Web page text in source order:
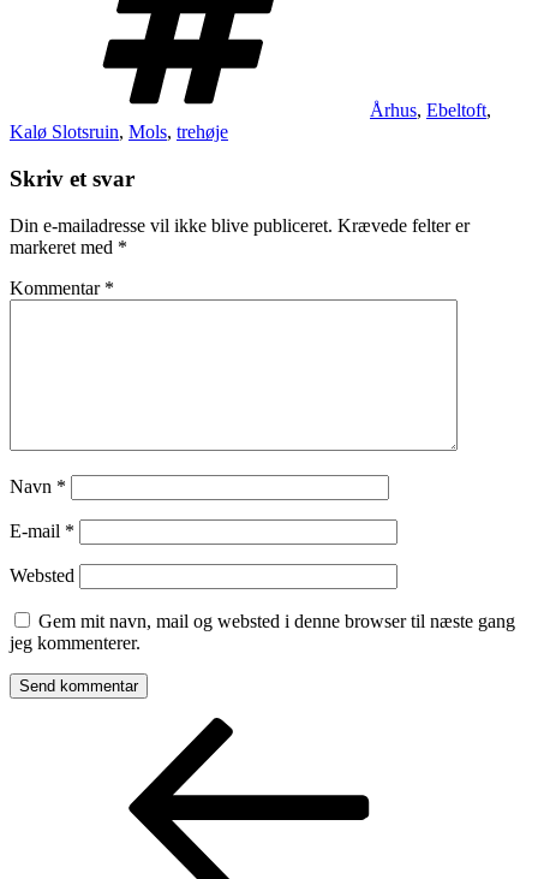
Århus, Ebeltoft,
Kalø Slotsruin, Mols, trehøje
Skriv et svar
Din e-mailadresse vil ikke blive publiceret. Krævede felter er
markeret med *
Kommentar *
Navn *
E-mail *
Websted
Gem mit navn, mail og websted i denne browser til næste gang
jeg kommenterer.
Indlægsnavigation